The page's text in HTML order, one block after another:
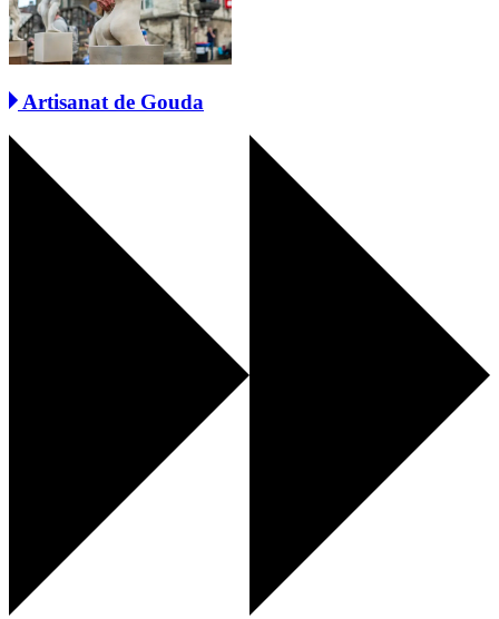
Artisanat de Gouda